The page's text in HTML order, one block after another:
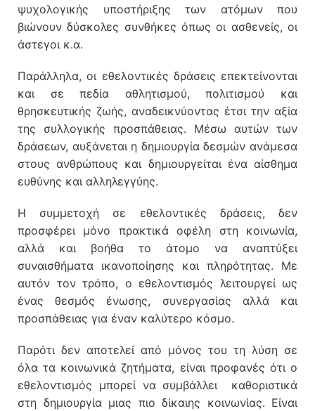
ψυχολογικής υποστήριξης των ατόμων που
βιώνουν δύσκολες συνθήκες όπως οι ασθενείς, οι
άστεγοι κ.α.
Παράλληλα, οι εθελοντικές δράσεις επεκτείνονται
και σε πεδία αθλητισμού, πολιτισμού και
θρησκευτικής ζωής, αναδεικνύοντας έτσι την αξία
της συλλογικής προσπάθειας. Μέσω αυτών των
δράσεων, αυξάνεται η δημιουργία δεσμών ανάμεσα
στους ανθρώπους και δημιουργείται ένα αίσθημα
ευθύνης και αλληλεγγύης.
Η συμμετοχή σε εθελοντικές δράσεις, δεν
προσφέρει μόνο πρακτικά οφέλη στη κοινωνία,
αλλά και βοήθα το άτομο να αναπτύξει
συναισθήματα ικανοποίησης και πληρότητας. Με
αυτόν τον τρόπο, ο εθελοντισμός λειτουργεί ως
ένας θεσμός ένωσης, συνεργασίας αλλά και
προσπάθειας για έναν καλύτερο κόσμο.
Παρότι δεν αποτελεί από μόνος του τη λύση σε
όλα τα κοινωνικά ζητήματα, είναι προφανές ότι ο
εθελοντισμός μπορεί να συμβάλλει καθοριστικά
στη δημιουργία μιας πιο δίκαιης κοινωνίας. Είναι